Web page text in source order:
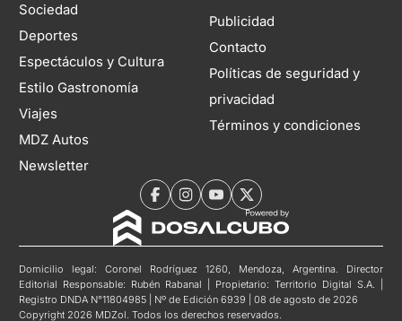
Sociedad
Deportes
Espectáculos y Cultura
Estilo Gastronomía
Viajes
MDZ Autos
Newsletter
Publicidad
Contacto
Políticas de seguridad y
privacidad
Términos y condiciones
Domicilio legal: Coronel Rodríguez 1260, Mendoza, Argentina. Director
Editorial Responsable: Rubén Rabanal | Propietario: Territorio Digital S.A. |
Registro DNDA N°11804985 | Nº de Edición 6939 | 08 de agosto de 2026
Copyright 2026 MDZol. Todos los derechos reservados.